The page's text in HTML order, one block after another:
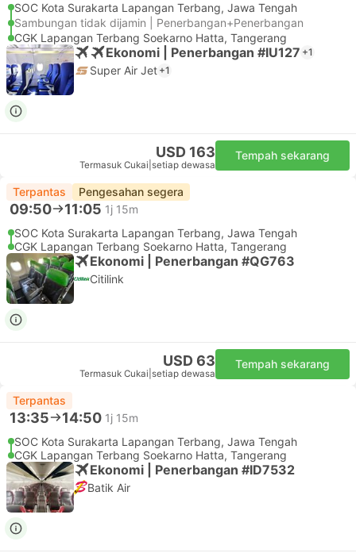
SOC Kota Surakarta Lapangan Terbang, Jawa Tengah
Sambungan tidak dijamin | Penerbangan+Penerbangan
CGK Lapangan Terbang Soekarno Hatta, Tangerang
Ekonomi | Penerbangan #IU127 +1
Super Air Jet +1
USD 163
Termasuk Cukai setiap dewasa
Tempah sekarang
Terpantas Pengesahan segera
09:50 11:05 1j 15m
SOC Kota Surakarta Lapangan Terbang, Jawa Tengah
CGK Lapangan Terbang Soekarno Hatta, Tangerang
Ekonomi | Penerbangan #QG763
Citilink
USD 63
Termasuk Cukai setiap dewasa
Tempah sekarang
Terpantas
13:35 14:50 1j 15m
SOC Kota Surakarta Lapangan Terbang, Jawa Tengah
CGK Lapangan Terbang Soekarno Hatta, Tangerang
Ekonomi | Penerbangan #ID7532
Batik Air